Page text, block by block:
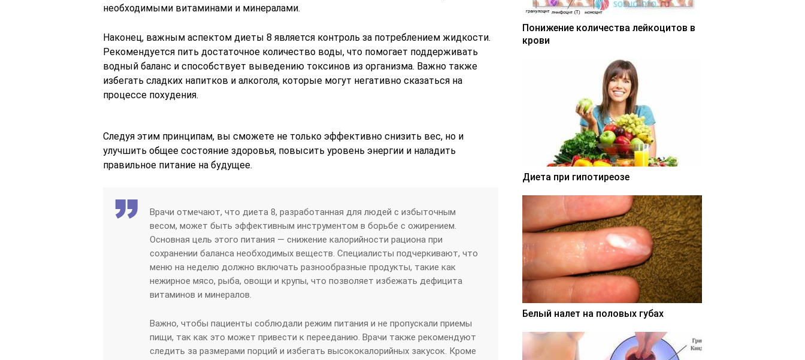
необходимыми витаминами и минералами.
Наконец, важным аспектом диеты 8 является контроль за потреблением жидкости.
Рекомендуется пить достаточное количество воды, что помогает поддерживать
водный баланс и способствует выведению токсинов из организма. Важно также
избегать сладких напитков и алкоголя, которые могут негативно сказаться на
процессе похудения.
Следуя этим принципам, вы сможете не только эффективно снизить вес, но и
улучшить общее состояние здоровья, повысить уровень энергии и наладить
правильное питание на будущее.
Врачи отмечают, что диета 8, разработанная для людей с избыточным
весом, может быть эффективным инструментом в борьбе с ожирением.
Основная цель этого питания — снижение калорийности рациона при
сохранении баланса необходимых веществ. Специалисты подчеркивают, что
меню на неделю должно включать разнообразные продукты, такие как
нежирное мясо, рыба, овощи и крупы, что позволяет избежать дефицита
витаминов и минералов.
Важно, чтобы пациенты соблюдали режим питания и не пропускали приемы
пищи, так как это может привести к перееданию. Врачи также рекомендуют
следить за размерами порций и избегать высококалорийных закусок. Кроме
Понижение количества лейкоцитов в
крови
Диета при гипотиреозе
Белый налет на половых губах